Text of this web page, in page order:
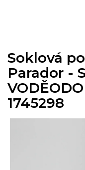
Soklová
Parador -
1745298